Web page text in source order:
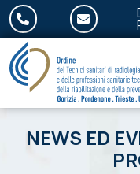
Salta al contenuto
NEWS ED